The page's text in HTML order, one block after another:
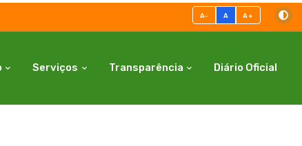
A- A A+
Serviços Transparência Diário Oficial